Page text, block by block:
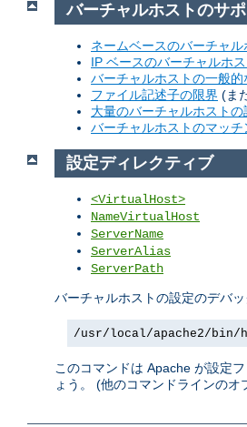
バーチャルホストのサ
ネームベースのバーチャル
IP ベースのバーチャルホス
バーチャルホストの一般的
ファイル記述子の限界 (ま
大量のバーチャルホストの
バーチャルホストのマッ
設定ディレクティブ
<VirtualHost>
NameVirtualHost
ServerName
ServerAlias
ServerPath
バーチャルホストの設定のデバ
/usr/local/apache2/bin/
このコマンドは Apache が設定
ょう。 (他のコマンドラインのオ